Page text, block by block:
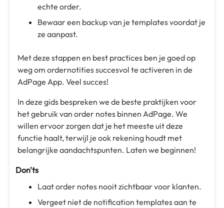
echte order.
Bewaar een backup van je templates voordat je
ze aanpast.
Met deze stappen en best practices ben je goed op
weg om ordernotities succesvol te activeren in de
AdPage App. Veel succes!
In deze gids bespreken we de beste praktijken voor
het gebruik van order notes binnen AdPage. We
willen ervoor zorgen dat je het meeste uit deze
functie haalt, terwijl je ook rekening houdt met
belangrijke aandachtspunten. Laten we beginnen!
Don'ts
Laat order notes nooit zichtbaar voor klanten.
Vergeet niet de notification templates aan te